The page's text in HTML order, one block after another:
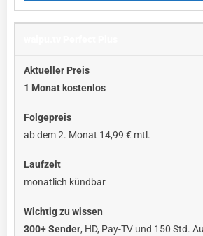
1 Monat kostenlos
ab dem 2. Monat 14,99 € mtl.
monatlich kündbar
300+ Sender, HD, Pay-TV und 150 Std.